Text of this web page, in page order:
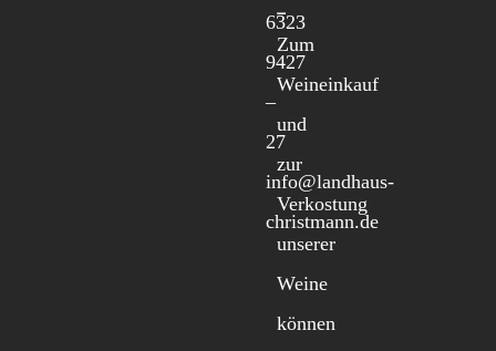
6323
9427
–
27
info@landhaus-
christmann.de
Zum
Weineinkauf
und
zur
Verkostung
unserer
Weine
können